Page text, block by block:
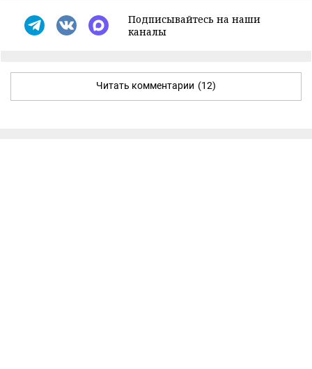
Подписывайтесь на наши
каналы
Читать комментарии (12)